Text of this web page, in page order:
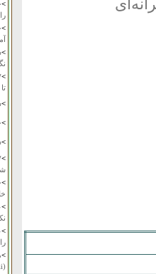
>
>
>
>
>
>
>
>
>
>
>
>
(Cylindropuntia bigelovii)